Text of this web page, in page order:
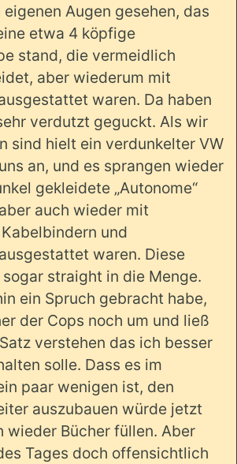
Augen gesehen, das
etwa 4 köpfige
stand, die vermeidlich
aber wiederum mit
waren. Da haben
verdutzt geguckt. Als wir
sind hielt ein verdunkelter VW
an, und es sprangen wieder
gekleidete „Autonome“
auch wieder mit
und
waren. Diese
straight in die Menge.
ein Spruch gebracht habe,
der Cops noch um und ließ
verstehen das ich besser
solle. Dass es im
paar wenigen ist, den
auszubauen würde jetzt
wieder Bücher füllen. Aber
Tages doch offensichtlich